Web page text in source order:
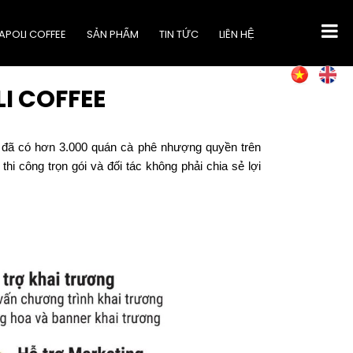
COFFEE SẢN PHẨM TIN TỨC LIÊN HỆ
COFFEE
có hơn 3.000 quán cà phê nhượng quyền trên
công trọn gói và đối tác không phải chia sẻ lợi